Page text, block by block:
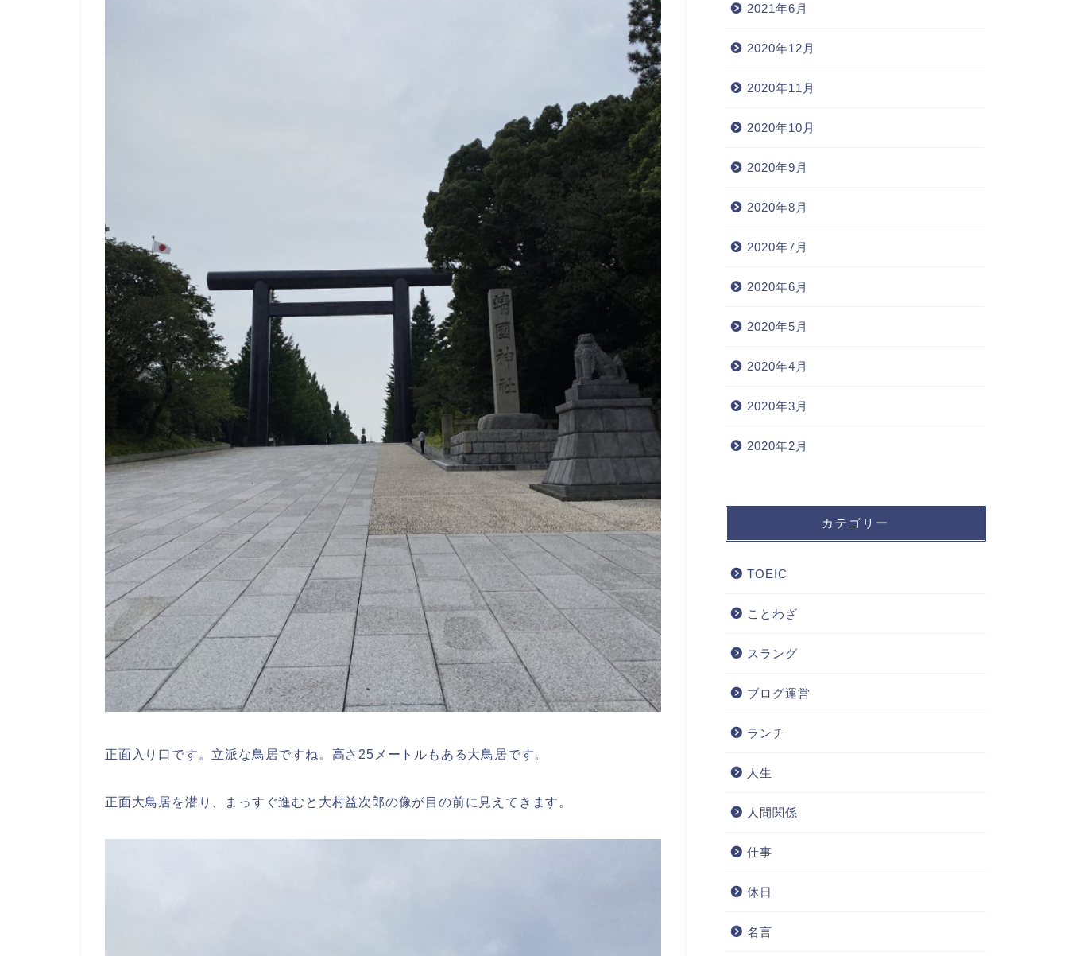
正面入り口です。立派な鳥居ですね。高さ25メートルもある大鳥居です。
正面大鳥居を潜り、まっすぐ進むと大村益次郎の像が目の前に見えてきます。
2021年6月
2020年12月
2020年11月
2020年10月
2020年9月
2020年8月
2020年7月
2020年6月
2020年5月
2020年4月
2020年3月
2020年2月
カテゴリー
TOEIC
ことわざ
スラング
ブログ運営
ランチ
人生
人間関係
仕事
休日
名言